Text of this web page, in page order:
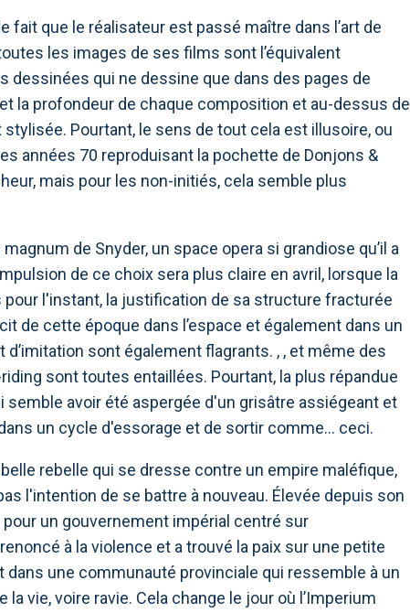
fait que le réalisateur est passé maître dans l’art de
les images de ses films sont l’équivalent
dessinées qui ne dessine que dans des pages de
la profondeur de chaque composition et au-dessus de
Pourtant, le sens de tout cela est illusoire, ou
années 70 reproduisant la pochette de Donjons &
mais pour les non-initiés, cela semble plus
de Snyder, un space opera si grandiose qu’il a
de ce choix sera plus claire en avril, lorsque la
l'instant, la justification de sa structure fracturée
de cette époque dans l’espace et également dans un
sont également flagrants. , , et même des
sont toutes entaillées. Pourtant, la plus répandue
avoir été aspergée d'un grisâtre assiégeant et
un cycle d'essorage et de sortir comme… ceci.
rebelle qui se dresse contre un empire maléfique,
l'intention de se battre à nouveau. Élevée depuis son
un gouvernement impérial centré sur
à la violence et a trouvé la paix sur une petite
dans une communauté provinciale qui ressemble à un
vie, voire ravie. Cela change le jour où l’Imperium